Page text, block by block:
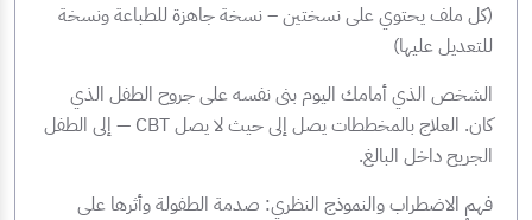
(كل ملف يحتوي على نسختين – نسخة جاهزة للطباعة ونسخة
للتعديل عليها)
الشخص الذي أمامك اليوم بنى نفسه على جروح الطفل الذي
كان. العلاج بالمخططات يصل إلى حيث لا يصل CBT — إلى الطفل
الجريح داخل البالغ.
فهم الاضطراب والنموذج النظري: صدمة الطفولة وأثرها على